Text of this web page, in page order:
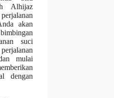
Alhijaz
akan
suci
mulai
dengan